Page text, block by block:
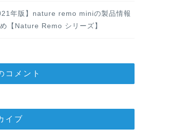
年版】nature remo miniの製品情報
【Nature Remo シリーズ】
コメント
イブ